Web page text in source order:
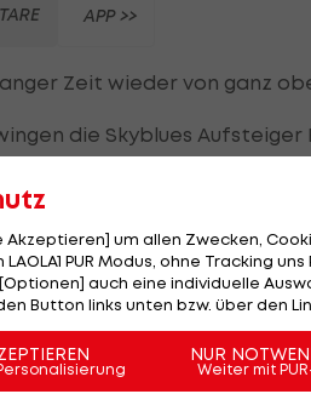
APP >>
Zeit wieder von ganz
die Skyblues Aufsteiger
Haaland, der bereits in der
Schüssen hätten die
Akzeptieren] um allen Zwecken,
PUR Modus, ohne Tracking
auch eine individuelle
Button links unten bzw. über den
NUR
Weiter mit